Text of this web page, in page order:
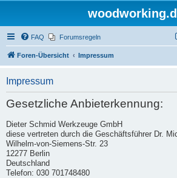
FAQ Forumsregeln
Foren-Übersicht Impressum
Impressum
Gesetzliche Anbieterkennung:
Dieter Schmid Werkzeuge GmbH
diese vertreten durch die Geschäftsführer Dr.
Wilhelm-von-Siemens-Str. 23
12277 Berlin
Deutschland
Telefon: 030 701748480